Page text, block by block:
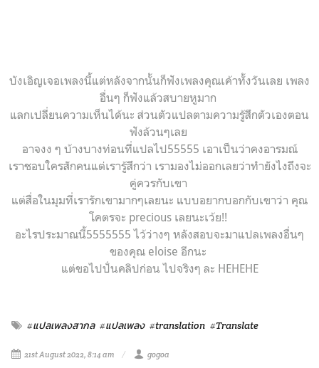
บังเอิญเจอเพลงนี้แต่หลังจากนั้นก็ฟังเพลงคุณเค้าทั้งวันเลย เพลง
อื่นๆ ก็ฟังแล้วสบายหูมาก
แลกเปลี่ยนความเห็นได้นะ ส่วนตัวแปลตามความรู้สึกตัวเองตอน
ฟังล้วนๆเลย
อาจงง ๆ บ้างบางท่อนที่แปลไป55555 เอาเป็นว่าคงอารมณ์
เราชอบใครสักคนแต่เรารู้สึกว่า เรามองไม่ออกเลยว่าทำยังไงถึงจะ
คู่ควรกับเขา
แต่สื่อในมุมที่เรารักเขามากๆเลยนะ แบบอยากบอกกับเขาว่า คุณ
โคตรจะ precious เลยนะเว้ย!!
อะไรประมาณนี้5555555ไว้ว่างๆ หลังสอบจะมาแปลเพลงอื่นๆ
ของคุณ eloise อีกนะ
แต่ขอไปปั่นคลิปก่อน ไปจริงๆ ละ HEHEHE
#แปลเพลงสากล #แปลเพลง #translation #Translate
21st August 2022, 8:14 am gogoa